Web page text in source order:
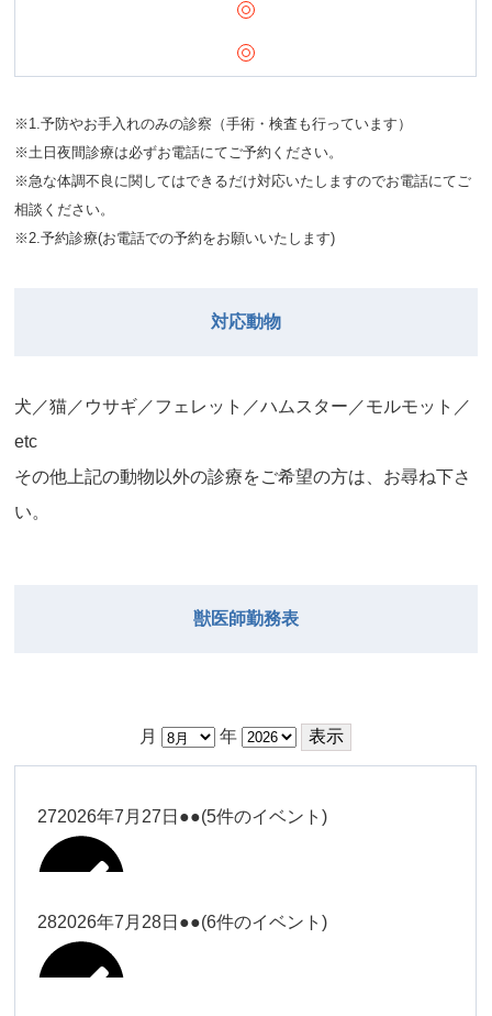
※1.予防やお手入れのみの診察（手術・検査も行っています）
※土日夜間診療は必ずお電話にてご予約ください。
※急な体調不良に関してはできるだけ対応いたしますのでお電話にてご
相談ください。
※2.予約診療(お電話での予約をお願いいたします)
対応動物
⽝／猫／ウサギ／フェレット／ハムスター／モルモット／
etc
その他上記の動物以外の診療をご希望の⽅は、お尋ね下さ
い。
獣医師勤務表
月 年
272026年7月27日 ●●(5件のイベント)
大西
282026年7月28日 ●●(6件のイベント)